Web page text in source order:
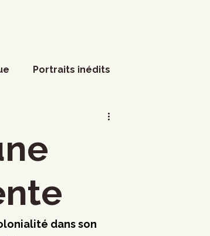
Portraits inédits
Arts visuels
dans son